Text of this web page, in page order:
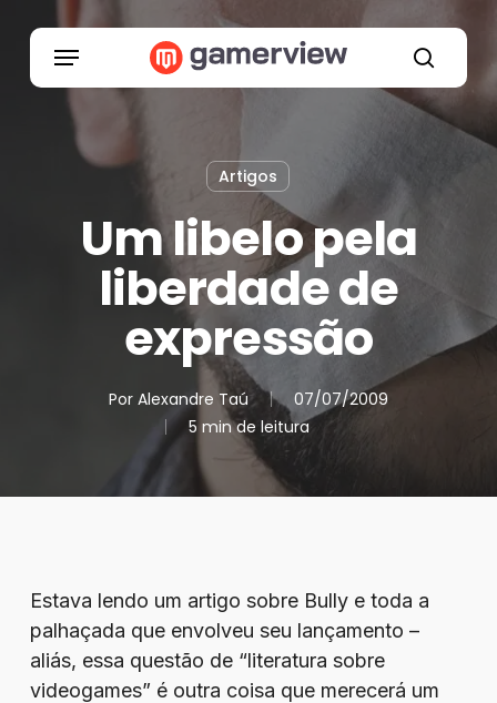
search
Menu
Artigos
Um libelo pela
liberdade de
expressão
Por Alexandre Taú
07/07/2009
5 min de leitura
Estava lendo um artigo sobre Bully e toda a
palhaçada que envolveu seu lançamento –
aliás, essa questão de “literatura sobre
videogames” é outra coisa que merecerá um